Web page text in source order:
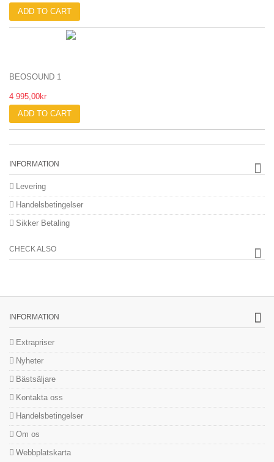
ADD TO CART
BEOSOUND 1
4 995,00kr
ADD TO CART
INFORMATION
Levering
Handelsbetingelser
Sikker Betaling
CHECK ALSO
INFORMATION
Extrapriser
Nyheter
Bästsäljare
Kontakta oss
Handelsbetingelser
Om os
Webbplatskarta